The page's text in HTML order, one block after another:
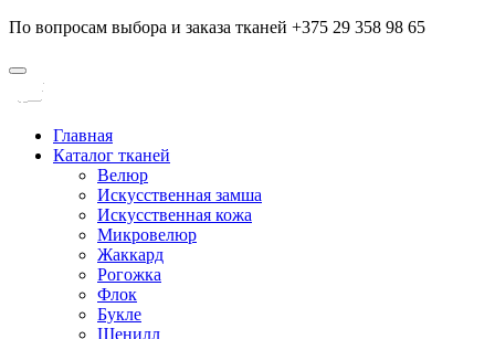
По вопросам выбора и заказа тканей +375 29 358 98 65
Главная
Каталог тканей
Велюр
Искусственная замша
Искусственная кожа
Микровелюр
Жаккард
Рогожка
Флок
Букле
Шенилл